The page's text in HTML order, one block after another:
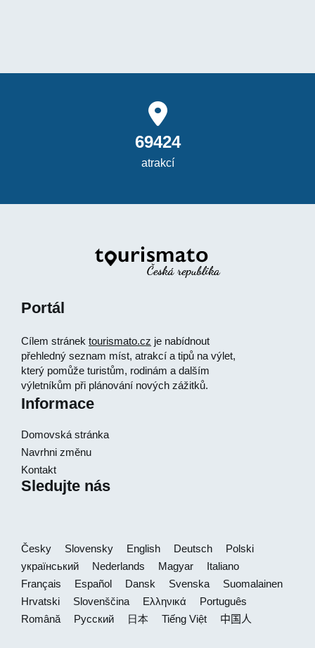
69424
atrakcí
Portál
Cílem stránek tourismato.cz je nabídnout
přehledný seznam míst, atrakcí a tipů na výlet,
který pomůže turistům, rodinám a dalším
výletníkům při plánování nových zážitků.
Informace
Domovská stránka
Navrhni změnu
Kontakt
Sledujte nás
Česky Slovensky English Deutsch
Polski
український
Nederlands Magyar
Italiano
Français
Español Dansk Svenska
Suomalainen
Hrvatski
Slovenščina Ελληνικά
Português
Română
Русский 日本 Tiếng Việt 中国人